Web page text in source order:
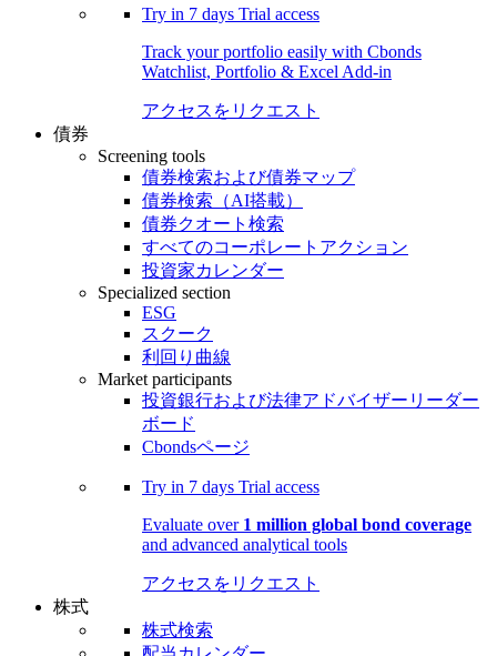
Try in 7 days Trial access
Track your portfolio easily with Cbonds
Watchlist, Portfolio & Excel Add-in
アクセスをリクエスト
債券
Screening tools
債券検索および債券マップ
債券検索（AI搭載）
債券クオート検索
すべてのコーポレートアクション
投資家カレンダー
Specialized section
ESG
スクーク
利回り曲線
Market participants
投資銀行および法律アドバイザーリーダー
ボード
Cbondsページ
Try in 7 days Trial access
Evaluate over 1 million global bond coverage
and advanced analytical tools
アクセスをリクエスト
株式
株式検索